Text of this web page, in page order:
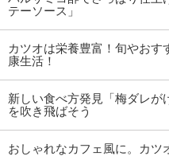
テーソース」
カツオは栄養豊富！旬やおす
康生活！
新しい食べ方発見「梅ダレが
を吹き飛ばそう
おしゃれなカフェ風に。カツ